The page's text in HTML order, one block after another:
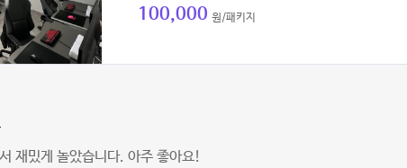
100,000 원/패키지
재밌게 놀았습니다. 아주 좋아요!